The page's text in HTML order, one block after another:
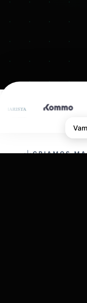
CRIAMOS